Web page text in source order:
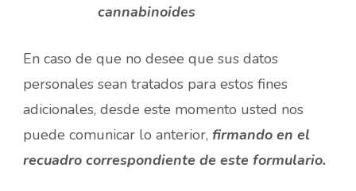
cannabinoides
En caso de que no desee que sus datos
personales sean tratados para estos fines
adicionales, desde este momento usted nos
puede comunicar lo anterior, firmando en el
recuadro correspondiente de este formulario.